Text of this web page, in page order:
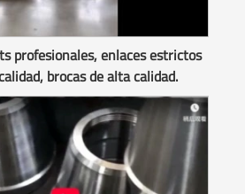
profesionales, enlaces estrictos
brocas de alta calidad.